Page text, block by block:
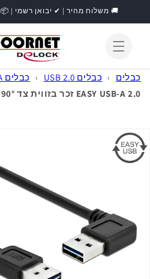
דילוג🚚 משלוח מהיר | ✔ יבואן רשמי |
כבלים › כבלים USB 2.0 › כבלים USB 2.0 A-A
EASY USB-A 2.0 זכר בזווית צד 90° לזכר | צבע שחור
למידע
מוצר